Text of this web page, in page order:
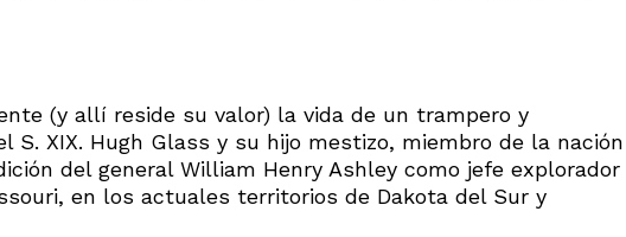
(y allí reside su valor) la vida de un trampero y
S. XIX. Hugh Glass y su hijo mestizo, miembro de la nación
del general William Henry Ashley como jefe explorador
en los actuales territorios de Dakota del Sur y